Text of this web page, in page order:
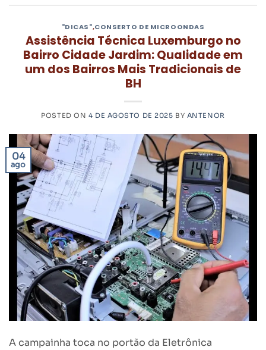
"DICAS",CONSERTO DE MICROONDAS
Assistência Técnica Luxemburgo no
Bairro Cidade Jardim: Qualidade em
um dos Bairros Mais Tradicionais de
BH
POSTED ON 4 DE AGOSTO DE 2025 BY ANTENOR
04
ago
A campainha toca no portão da Eletrônica